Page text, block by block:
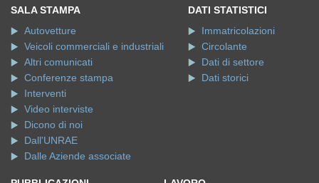
SALA STAMPA
Autovetture
Veicoli commerciali e industriali
Altri comunicati
Conferenze stampa
Interventi
Video interviste
Dicono di noi
Dall'UNRAE
Dalle Aziende associate
DATI STATISTICI
Immatricolazioni
Circolante
Dati di settore
Dati storici